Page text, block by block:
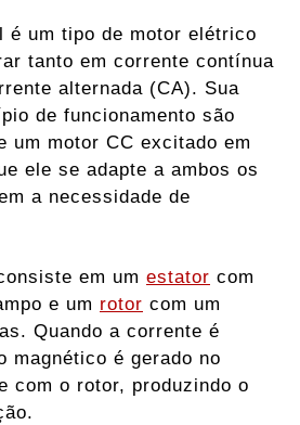
é um tipo de motor elétrico
tanto em corrente contínua
alternada (CA). Sua
de funcionamento são
um motor CC excitado em
ele se adapte a ambos os
a necessidade de
em um estator com
e um rotor com um
Quando a corrente é
magnético é gerado no
com o rotor, produzindo o